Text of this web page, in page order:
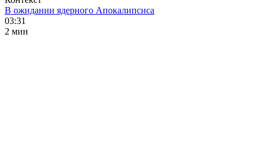
В ожидании ядерного Апокалипсиса
03:31
2 мин